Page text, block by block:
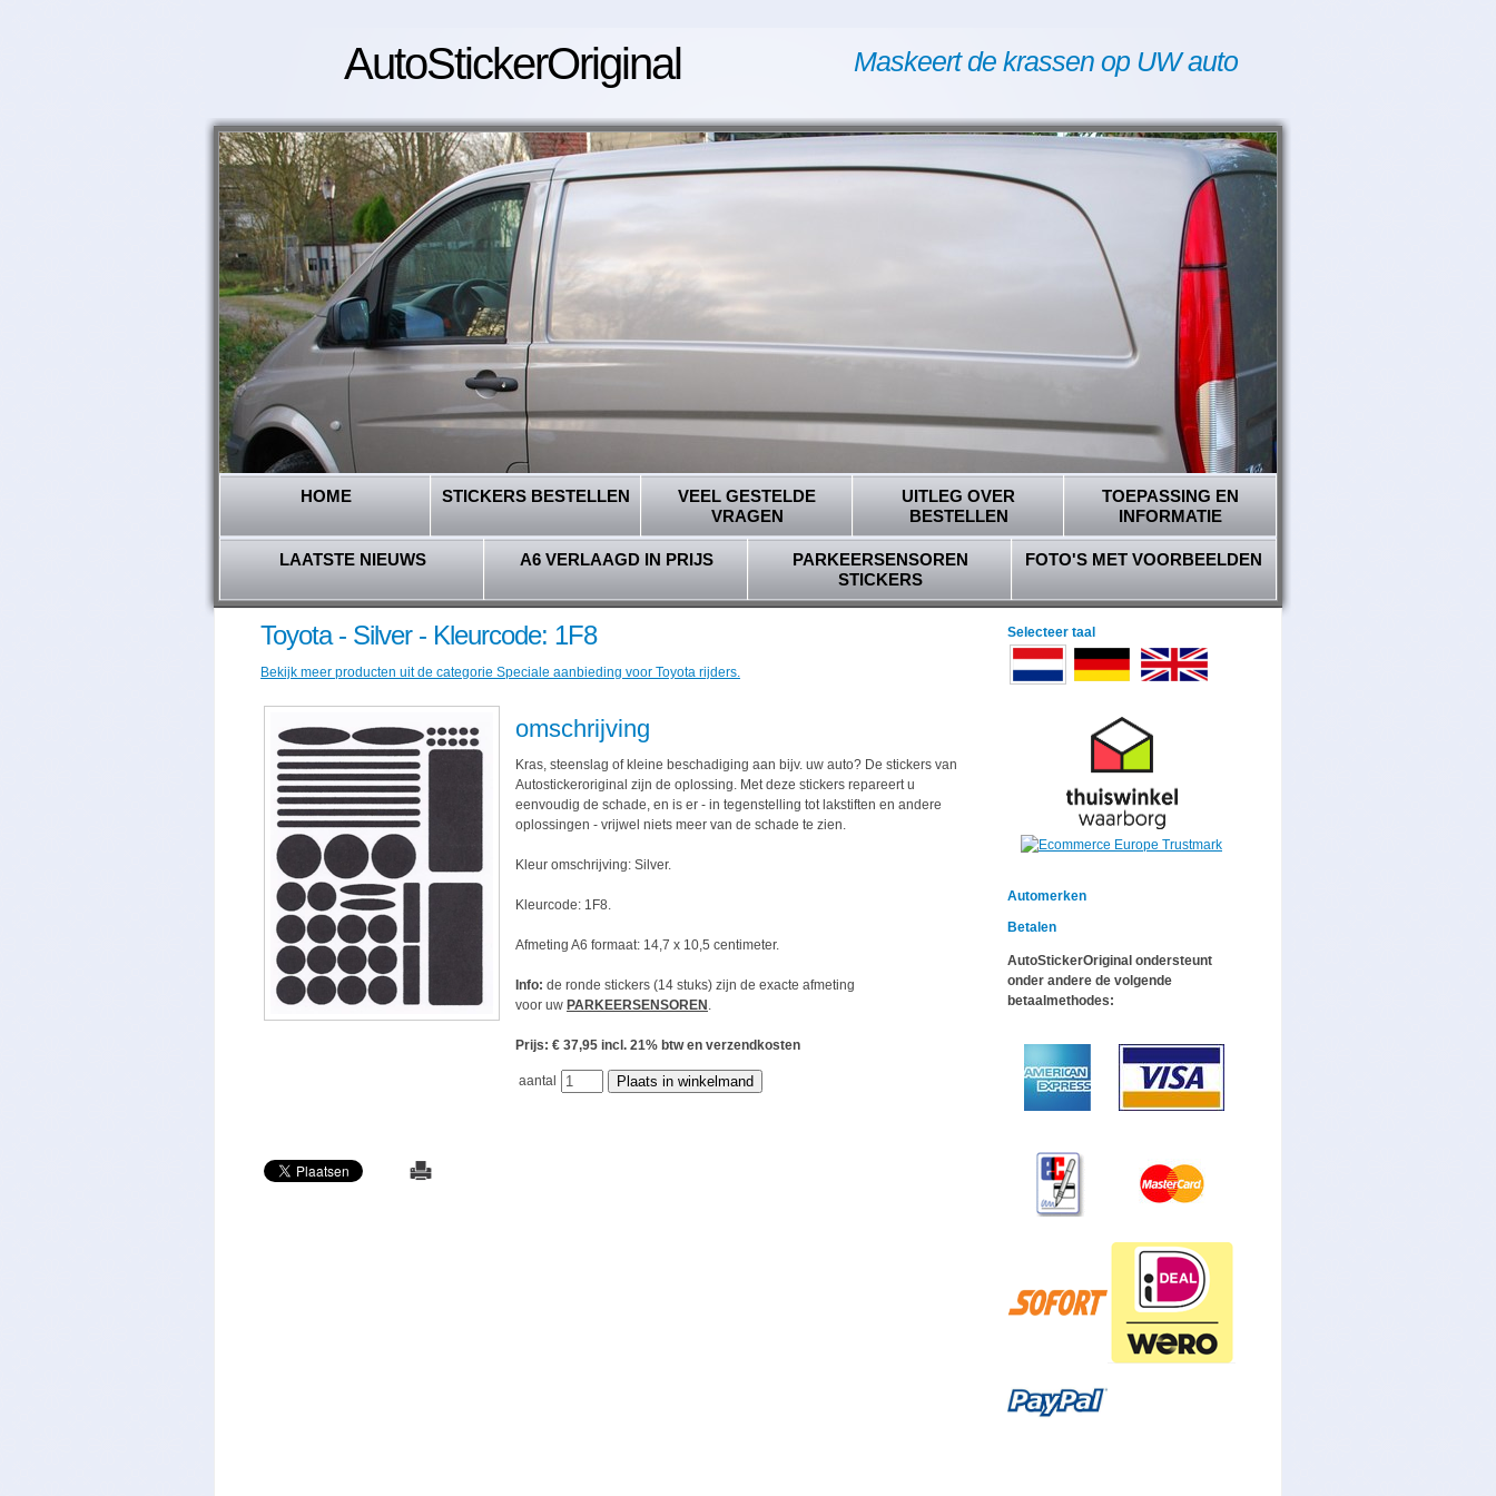
AutoStickerOriginal Maskeert de krassen op UW auto
HOME STICKERS BESTELLEN
VEEL GESTELDE
VRAGEN
UITLEG OVER
BESTELLEN
TOEPASSING EN
INFORMATIE
LAATSTE NIEUWS A6 VERLAAGD IN PRIJS
PARKEERSENSOREN
STICKERS
FOTO'S MET VOORBEELDEN
Toyota - Silver - Kleurcode: 1F8
Bekijk meer producten uit de categorie Speciale aanbieding voor Toyota rijders.
omschrijving
Kras, steenslag of kleine beschadiging aan bijv. uw auto? De stickers van
Autostickeroriginal zijn de oplossing. Met deze stickers repareert u
eenvoudig de schade, en is er - in tegenstelling tot lakstiften en andere
oplossingen - vrijwel niets meer van de schade te zien.
Kleur omschrijving: Silver.
Kleurcode: 1F8.
Afmeting A6 formaat: 14,7 x 10,5 centimeter.
Info: de ronde stickers (14 stuks) zijn de exacte afmeting
voor uw PARKEERSENSOREN .
Prijs: € 37,95 incl. 21% btw en verzendkosten
aantal
Selecteer taal
Automerken
Betalen
AutoStickerOriginal ondersteunt
onder andere de volgende
betaalmethodes: